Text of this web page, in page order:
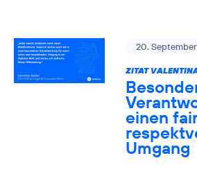
20.
ZITAT
einen
Umgang